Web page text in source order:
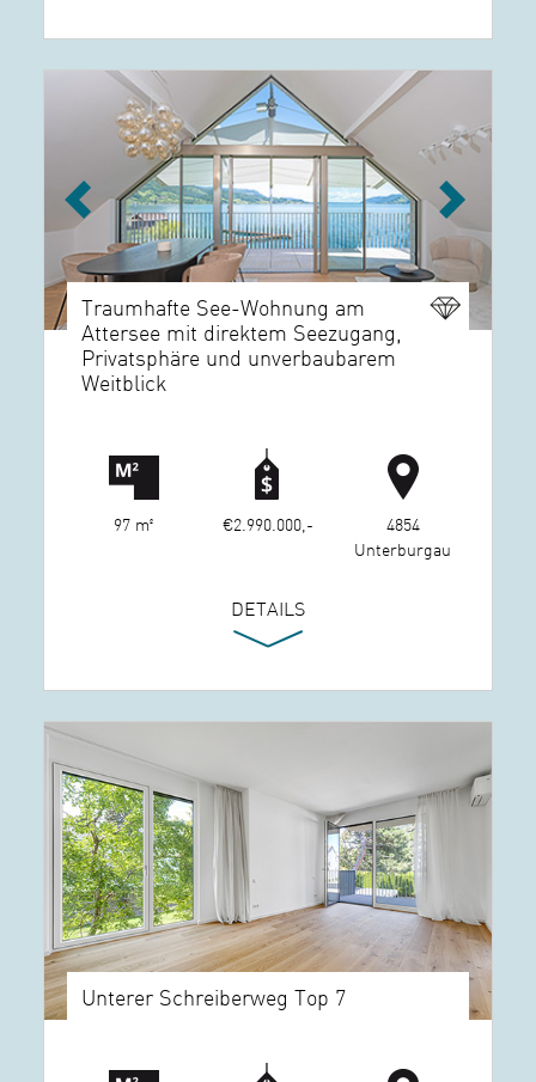
Previous Next
Traumhafte See-Wohnung am
Attersee mit direktem Seezugang,
Privatsphäre und unverbaubarem
Weitblick
97 m² €2.990.000,-
4854
Unterburgau
DETAILS
Unterer Schreiberweg Top 7